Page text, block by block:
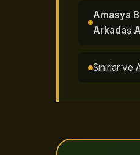
Amasya
Arkadaş
Sınırlar ve